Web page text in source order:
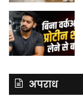
अपराध